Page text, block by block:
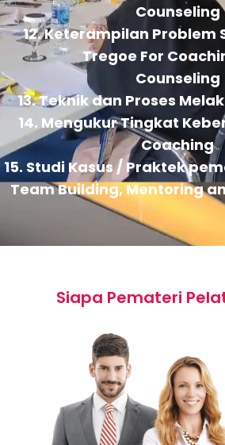
Counseling
12. Keterampilan Problem
Tregoe For
Counseling
13. Teknik dan Proses
14. Mengukur Tingkat
Coaching
15. Studi Kasus / Praktek
Team Building, Mentoring
Siapa Pemateri